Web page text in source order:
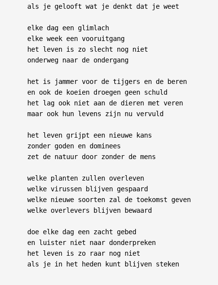
als je gelooft wat je denkt dat je weet
elke dag een glimlach
elke week een vooruitgang
het leven is zo slecht nog niet
onderweg naar de ondergang
het is jammer voor de tijgers en de beren
en ook de koeien droegen geen schuld
het lag ook niet aan de dieren met veren
maar ook hun levens zijn nu vervuld
het leven grijpt een nieuwe kans
zonder goden en dominees
zet de natuur door zonder de mens
welke planten zullen overleven
welke virussen blijven gespaard
welke nieuwe soorten zal de toekomst geven
welke overlevers blijven bewaard
doe elke dag een zacht gebed
en luister niet naar donderpreken
het leven is zo raar nog niet
als je in het heden kunt blijven steken